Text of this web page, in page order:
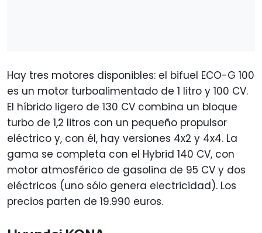
Hay tres motores disponibles: el bifuel ECO-G 100
es un motor turboalimentado de 1 litro y 100 CV.
El híbrido ligero de 130 CV combina un bloque
turbo de 1,2 litros con un pequeño propulsor
eléctrico y, con él, hay versiones 4x2 y 4x4. La
gama se completa con el Hybrid 140 CV, con
motor atmosférico de gasolina de 95 CV y dos
eléctricos (uno sólo genera electricidad). Los
precios parten de 19.990 euros.